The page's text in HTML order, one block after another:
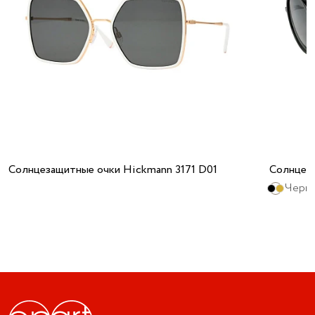
Солнцезащитные очки Hickmann 3171 D01